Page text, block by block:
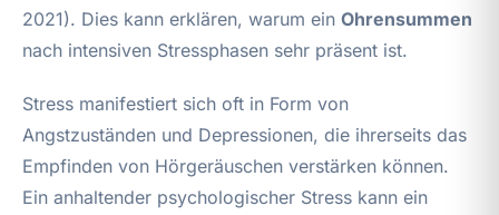
2021). Dies kann erklären, warum ein Ohrensummen
nach intensiven Stressphasen sehr präsent ist.
Stress manifestiert sich oft in Form von
Angstzuständen und Depressionen, die ihrerseits das
Empfinden von Hörgeräuschen verstärken können.
Ein anhaltender psychologischer Stress kann ein